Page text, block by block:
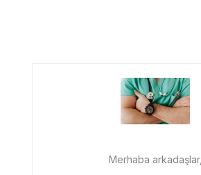
Merhaba arkadaşlar,